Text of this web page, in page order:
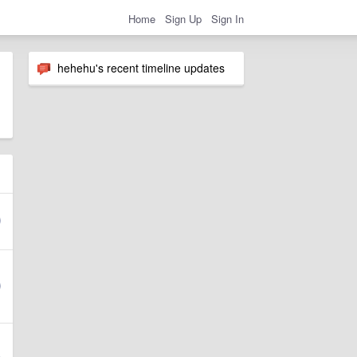
Home Sign Up Sign In
hehehu's recent timeline updates